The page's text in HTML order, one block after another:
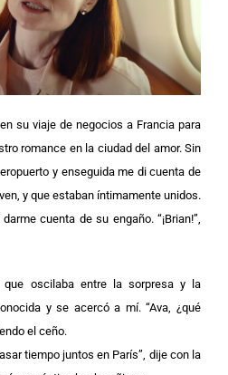
su viaje de negocios a Francia para
romance en la ciudad del amor. Sin
y enseguida me di cuenta de
y que estaban íntimamente unidos.
cuenta de su engaño. “¡Brian!”,
que oscilaba entre la sorpresa y la
y se acercó a mí. “Ava, ¿qué
el ceño.
tiempo juntos en París”, dije con la